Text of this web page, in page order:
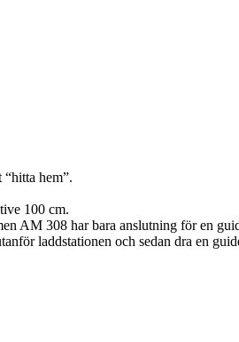
hem”.
100 cm.
AM 308 har bara anslutning för en
laddstationen och sedan dra en